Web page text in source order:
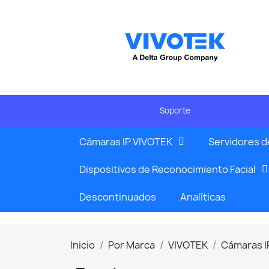
Soporte
Cámaras IP VIVOTEK Servidores
Dispositivos de Reconocimiento Facial
Descontinuados Analíticas
Inicio Por Marca VIVOTEK Cámaras